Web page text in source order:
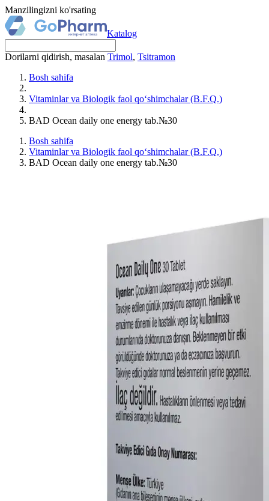
Manzilingizni ko'rsating
Katalog
Dorilarni qidirish, masalan Trimol, Tsitramon
Bosh sahifa
Vitaminlar va Biologik faol qo‘shimchalar (B.F.Q.)
BAD Ocean daily one energy tab.№30
Bosh sahifa
Vitaminlar va Biologik faol qo‘shimchalar (B.F.Q.)
BAD Ocean daily one energy tab.№30